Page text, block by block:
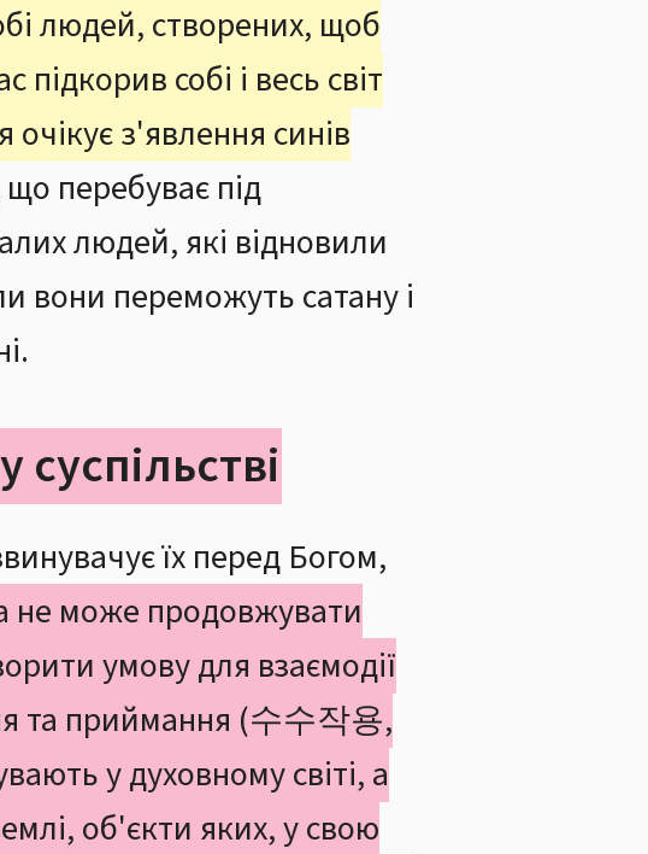
людей, створених, щоб
собі і весь світ
з'явлення синів
що перебуває під
людей, які відновили
вони переможуть сатану і
їх перед Богом,
не може продовжувати
умову для взаємодії
та приймання (수수작용,
у духовному світі, а
об'єкти яких, у свою